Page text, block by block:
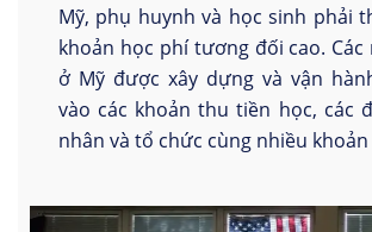
Mỹ, phụ huynh và học sinh phải
khoản học phí tương đối cao.
ở Mỹ được xây dựng và vận
vào các khoản thu tiền học, các
nhân và tổ chức cùng nhiều